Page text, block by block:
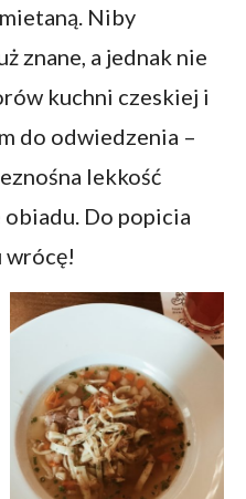
Niby
znane, a jednak nie
kuchni czeskiej i
do odwiedzenia –
lekkość
Do popicia
wrócę!